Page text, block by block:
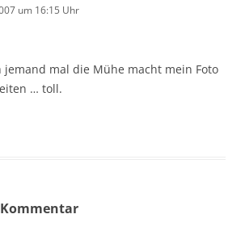
um 16:15 Uhr
jemand mal die Mühe macht mein Foto
… toll.